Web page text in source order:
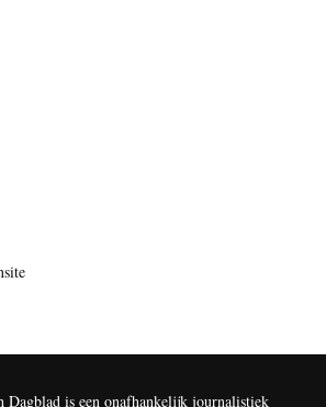
Dagblad is een onafhankelijk journalistiek